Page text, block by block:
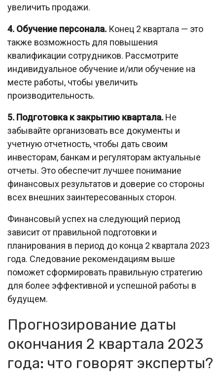
увеличить продажи.
4. Обучение персонала. Конец 2 квартала — это
также возможность для повышения
квалификации сотрудников. Рассмотрите
индивидуальное обучение и/или обучение на
месте работы, чтобы увеличить
производительность.
5. Подготовка к закрытию квартала. Не
забывайте организовать все документы и
учетную отчетность, чтобы дать своим
инвесторам, банкам и регуляторам актуальные
отчеты. Это обеспечит лучшее понимание
финансовых результатов и доверие со стороны
всех внешних заинтересованных сторон.
Финансовый успех на следующий период
зависит от правильной подготовки и
планирования в период до конца 2 квартала 2023
года. Следование рекомендациям выше
поможет сформировать правильную стратегию
для более эффективной и успешной работы в
будущем.
Прогнозирование даты
окончания 2 квартала 2023
года: что говорят эксперты?